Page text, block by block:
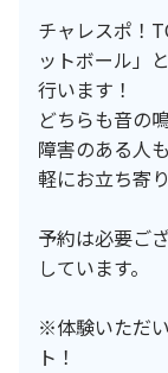
チャレスポ！
ットボール」
行います！
どちらも音の
障害のある人
軽にお立ち寄
予約は必要ご
しています。
※体験いただ
ト！